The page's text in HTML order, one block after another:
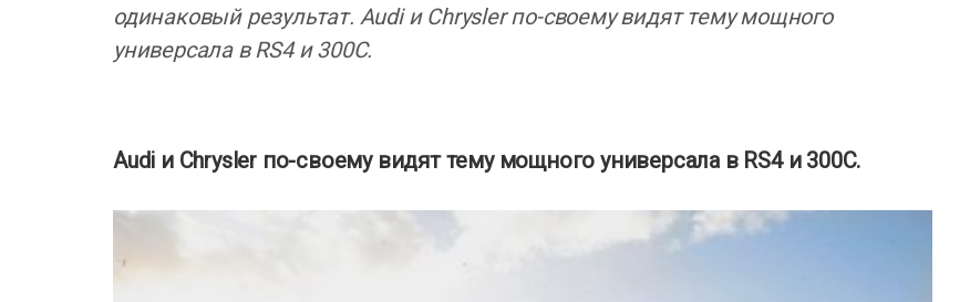
одинаковый результат. Audi и Chrysler по-своему видят тему мощного
универсала в RS4 и 300C.
Audi и Chrysler по-своему видят тему мощного универсала в RS4 и 300C.